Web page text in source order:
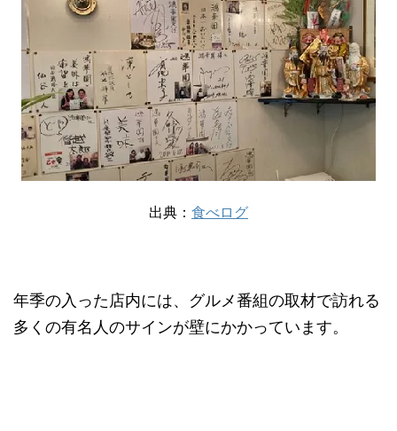
出典： 食べログ
年季の入った店内には、グルメ番組の取材で訪れる
多くの有名人のサインが壁にかかっています。